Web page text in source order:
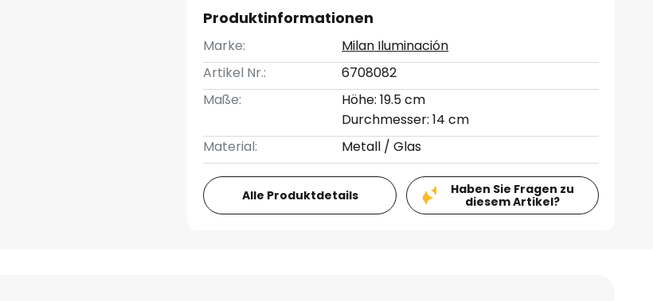
Produktinformationen
Marke:
Milan Iluminación
Artikel Nr.:
6708082
Maße:
Höhe: 19.5 cm
Durchmesser: 14 cm
Material:
Metall / Glas
Alle Produktdetails
Haben Sie Fragen zu
diesem Artikel?